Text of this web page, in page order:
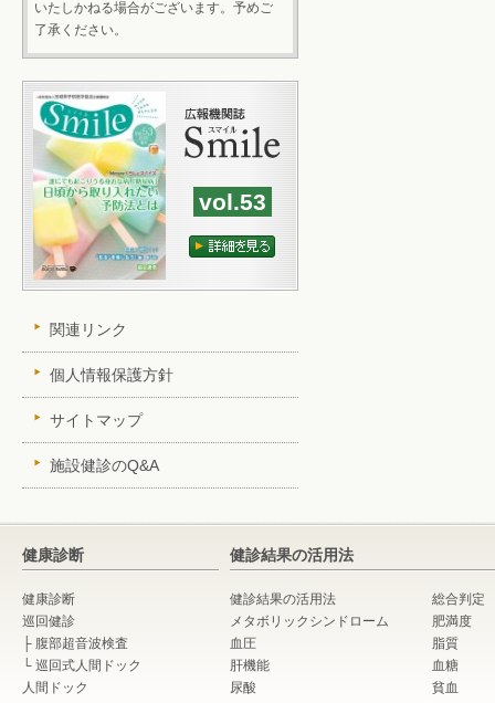
いたしかねる場合がございます。予めご
了承ください。
vol.53
関連リンク
個人情報保護方針
サイトマップ
施設健診のQ&A
健康診断
健康診断
巡回健診
├ 腹部超音波検査
└ 巡回式人間ドック
人間ドック
健診結果の活用法
健診結果の活用法
総合判定
メタボリックシンドローム
肥満度
血圧
脂質
肝機能
血糖
尿酸
貧血